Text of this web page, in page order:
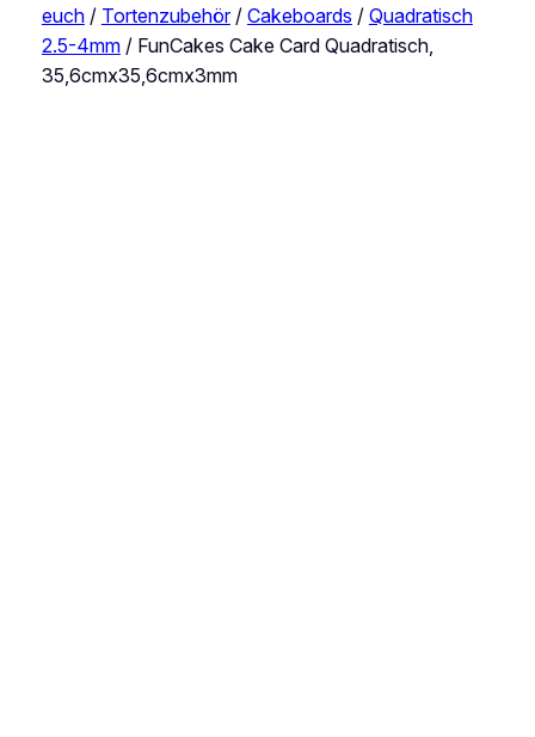
euch/ Tortenzubehör/ Cakeboards / Quadratisch
2.5-4mm/ FunCakes Cake Card Quadratisch,
35,6cmx35,6cmx3mm